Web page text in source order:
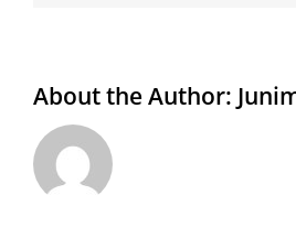
About the Author: